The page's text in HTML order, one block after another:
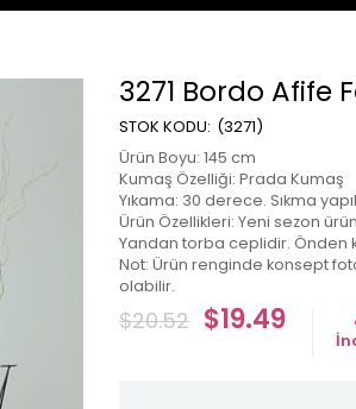
3271 Bordo Afife
(3271)
Ürün Boyu: 145 cm
Kumaş Özelliği: Prada Kumaş
Yıkama: 30 derece. Sıkma
Ürün Özellikleri: Yeni sezon
Yandan torba ceplidir. Önden
Not: Ürün renginde konsept
olabilir.
$20.52 $19.49